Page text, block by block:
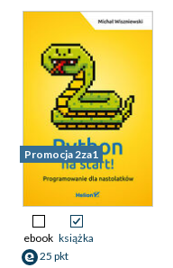
Promocja 2za1
ebook książka
25 pkt